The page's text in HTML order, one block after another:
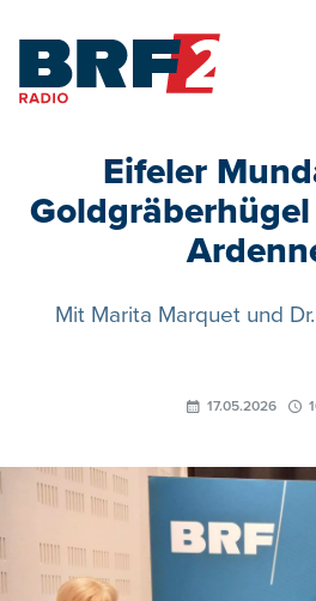
Eifeler
Mit Marita Marquet und
17.05.2026